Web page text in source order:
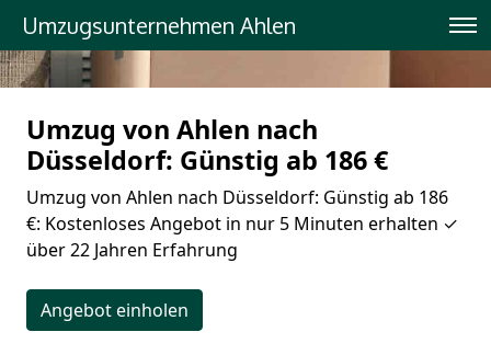
Umzugsunternehmen Ahlen
Umzug von Ahlen nach
Düsseldorf: Günstig ab 186 €
Umzug von Ahlen nach Düsseldorf: Günstig ab 186
€: Kostenloses Angebot in nur 5 Minuten erhalten ✓
über 22 Jahren Erfahrung
Angebot einholen